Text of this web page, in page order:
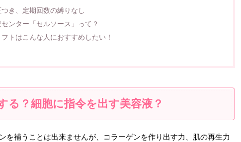
き、定期回数の縛りなし
ンター「セルソース」って？
トはこんな人におすすめしたい！
る？細胞に指令を出す美容液？
を補うことは出来ませんが、コラーゲンを作り出す力、肌の再生力